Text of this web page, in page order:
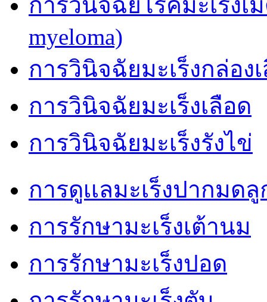
myeloma)
การวินิจฉัยมะเร็งกล่อง
การวินิจฉัยมะเร็งเลือด
การวินิจฉัยมะเร็งรังไข่
การดูเเลมะเร็งปากมดลู
การรักษามะเร็งเต้านม
การรักษามะเร็งปอด